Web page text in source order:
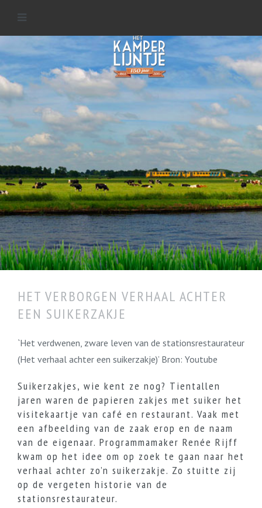
IJsseldelta
MEER INFORMATIE
HET VERBORGEN VERHAAL ACHTER
EEN SUIKERZAKJE
`Het verdwenen, zware leven van de stationsrestaurateur
(Het verhaal achter een suikerzakje)’ Bron: Youtube
Suikerzakjes, wie kent ze nog? Tientallen
jaren waren de papieren zakjes met suiker het
visitekaartje van café en restaurant. Vaak met
een afbeelding van de zaak erop en de naam
van de eigenaar. Programmamaker Renée Rijff
kwam op het idee om op zoek te gaan naar het
verhaal achter zo’n suikerzakje. Zo stuitte zij
op de vergeten historie van de
stationsrestaurateur.